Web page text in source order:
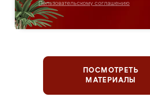
Пользовательскому соглашению
ПОСМОТРЕТЬ
МАТЕРИАЛЫ